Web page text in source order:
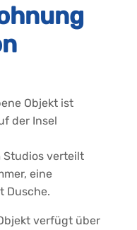
Objekt ist
der Insel
Studios verteilt
eine
Dusche.
verfügt über